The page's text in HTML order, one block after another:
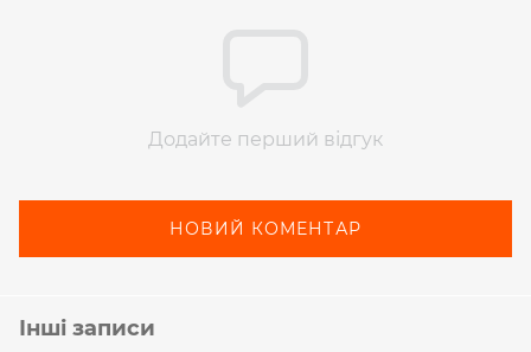
Додайте перший відгук
НОВИЙ КОМЕНТАР
Інші записи